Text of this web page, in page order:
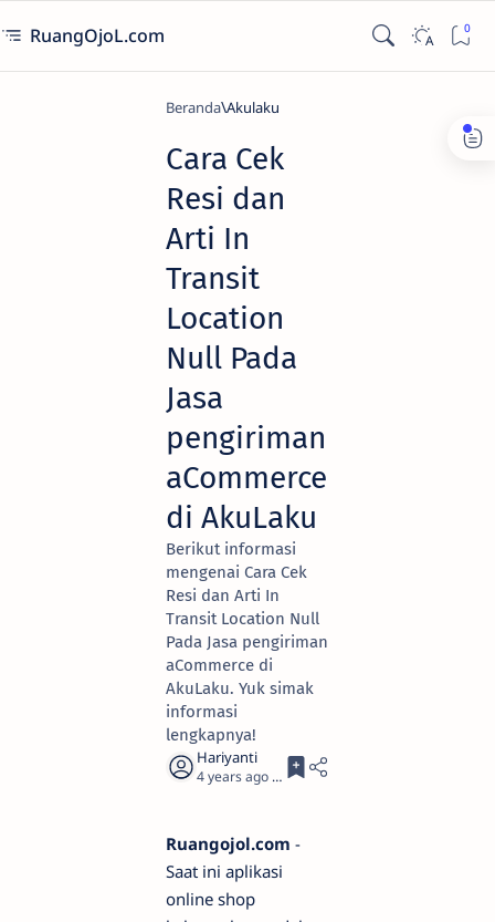
RuangOjoL.com
Beranda Akulaku
Cara Cek
Resi dan
Arti In
Transit
Location
Null Pada
Jasa
pengiriman
aCommerce
di AkuLaku
Berikut informasi
mengenai Cara Cek
Resi dan Arti In
Transit Location Null
Pada Jasa pengiriman
aCommerce di
AkuLaku. Yuk simak
informasi
lengkapnya!
4 years ago 2
Ruangojol.com -
Saat ini aplikasi
online shop